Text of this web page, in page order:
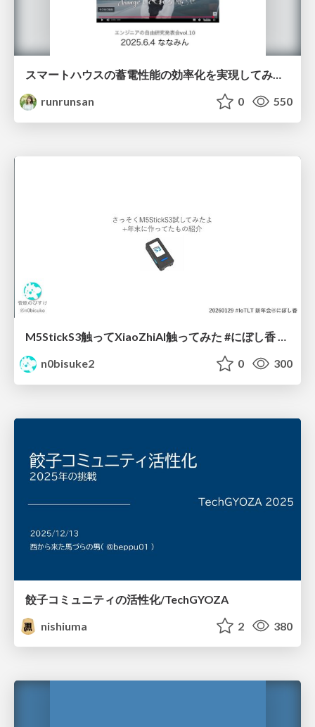
runrunsan
0 550
M5StickS3触ってXiaoZhiAI触ってみた #にぼし香 #iotlt
n0bisuke2
0 300
餃子コミュニティの活性化/TechGYOZA
nishiuma
2 380